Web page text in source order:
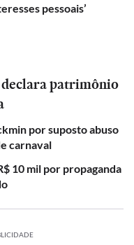
pessoais’
patrimônio
por suposto abuso
carnaval
10 mil por propaganda